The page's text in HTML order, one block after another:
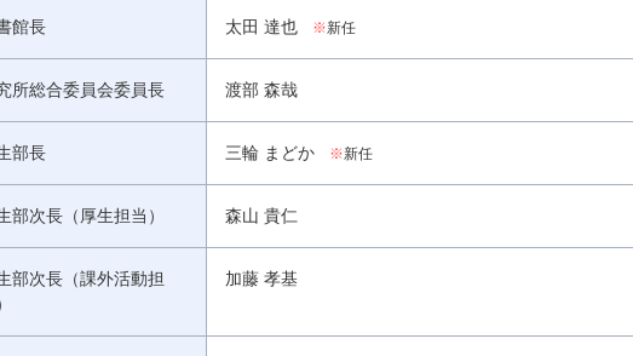
館長 太田 達也 ※新任
所総合委員会委員長 渡部 森哉
部長 三輪 まどか ※新任
部次長（厚生担当） 森山 貴仁
部次長（課外活動担
加藤 孝基